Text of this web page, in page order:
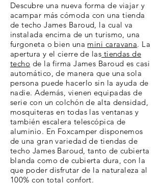
Descubre una nueva forma de viajar y
acampar más cómoda con una tienda
de techo James Baroud, la cual va
instalada encima de un turismo, una
furgoneta o bien una mini caravana. La
apertura y el cierre de las tiendas de
techo de la firma James Baroud es casi
automático, de manera que una sola
persona puede hacerlo sin la ayuda de
nadie. Además, vienen equipadas de
serie con un colchón de alta densidad,
mosquiteras en todas las ventanas y
también escalera telescópica de
aluminio. En Foxcamper disponemos
de una gran variedad de tiendas de
techo James Baroud, tanto de cubierta
blanda como de cubierta dura, con la
que poder disfrutar de la naturaleza al
100% con total confort.